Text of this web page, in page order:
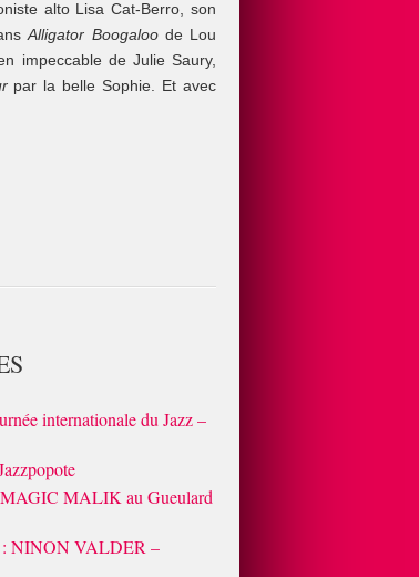
alto Lisa Cat-Berro, son
Alligator Boogaloode Lou
impeccable de Julie Saury,
par la belle Sophie. Et avec
internationale du Jazz –
MALIK au Gueulard
: NINON VALDER –